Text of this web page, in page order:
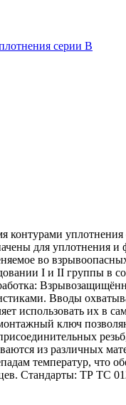
серии В
контурами
для уплотнения и
во
I и II группы в
Вводы
использовать их в
ключ
из различных
температур, что
Стандарты: ТР